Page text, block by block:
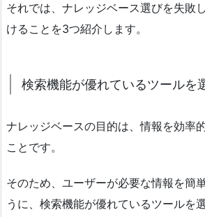
それでは、ナレッジベース選びを失敗
けることを3つ紹介します。
検索機能が優れているツールを
ナレッジベースの目的は、情報を効率
ことです。
そのため、ユーザーが必要な情報を簡
うに、検索機能が優れているツールを